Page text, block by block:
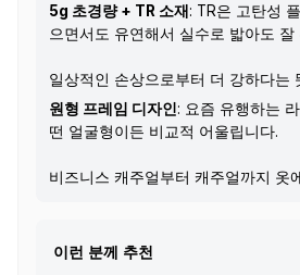
5g 초경량 + TR 소재: TR은 고탄성
으면서도 유연해서 실수로 밟아도 잘
일상적인 손상으로부터 더 강하다는
원형 프레임 디자인: 요즘 유행하는
떤 얼굴형이든 비교적 어울립니다.
비즈니스 캐주얼부터 캐주얼까지 옷
이런 분께 추천